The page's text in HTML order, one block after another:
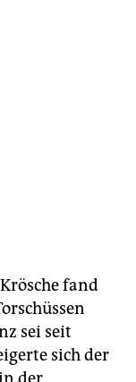
fand
sei seit
sich der